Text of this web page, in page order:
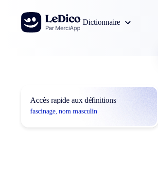
Aller au contenu
Dictionnaire
Accès rapide aux définitions
fascinage, nom masculin